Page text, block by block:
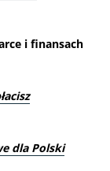
i finansach
dla Polski